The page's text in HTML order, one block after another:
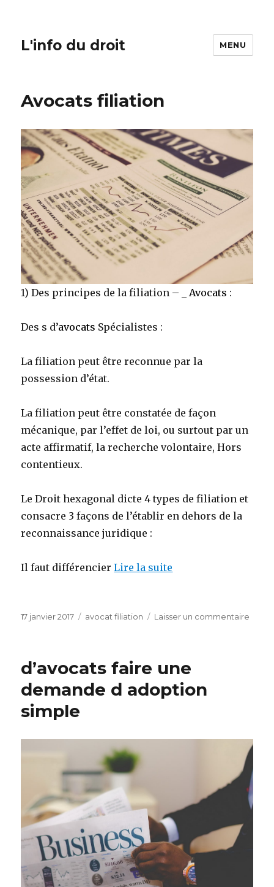
L'info du droit MENU
Avocats filiation
1) Des principes de la filiation – _ Avocats :
Des s d’avocats Spécialistes :
La filiation peut être reconnue par la
possession d’état.
La filiation peut être constatée de façon
mécanique, par l’effet de loi, ou surtout par un
acte affirmatif, la recherche volontaire, Hors
contentieux.
Le Droit hexagonal dicte 4 types de filiation et
consacre 3 façons de l’établir en dehors de la
reconnaissance juridique :
Il faut différencierLire la suite
Publié
17 janvier 2017 Catégories
avocat filiation Laisser un commentaire
d’avocats faire une
demande d adoption
simple